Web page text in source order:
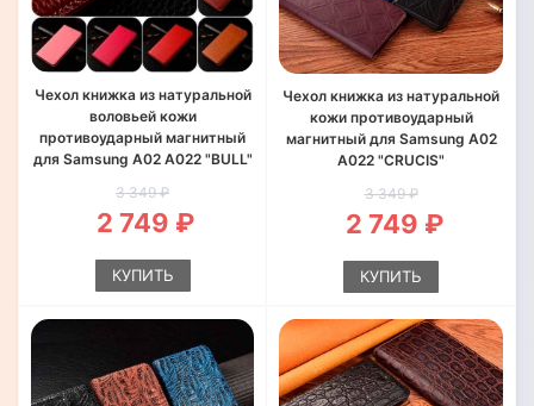
Чехол книжка из натуральной
воловьей кожи
противоударный магнитный
для Samsung A02 A022 "BULL"
3 349 ₽
2 749 ₽
КУПИТЬ
Чехол книжка из натуральной
кожи противоударный
магнитный для Samsung A02
A022 "CRUCIS"
3 349 ₽
2 749 ₽
КУПИТЬ